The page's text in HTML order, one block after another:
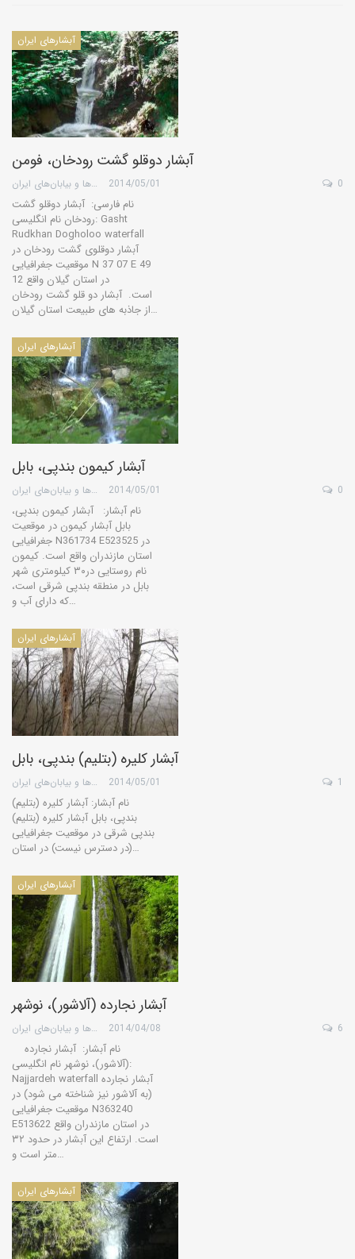
آبشارهای ایران
آبشار دوقلو گشت رودخان، فومن
گروه کویرها و بیابان‌های ایران 2014/05/01 0
نام فارسی: آبشار دوقلو گشت
رودخان نام انگلیسی: Gasht
Rudkhan Dogholoo waterfall
آبشار دوقلوی گشت رودخان در
موقعیت جغرافیایی N 37 07 E 49
12 در استان گیلان واقع
است. آبشار دو قلو گشت رودخان
از جاذبه های طبیعت استان گیلان…
آبشارهای ایران
آبشار کیمون بندپی، بابل
گروه کویرها و بیابان‌های ایران 2014/05/01 0
نام آبشار: آبشار کیمون بندپی،
بابل آبشار کیمون در موقعیت
جغرافیایی N361734 E523525 در
استان مازندران واقع است. کیمون
نام روستایی در۳۰ کیلومتری شهر
بابل در منطقه بندپی شرقی است،
که دارای آب و…
آبشارهای ایران
آبشار کلیره (بتلیم) بندپی، بابل
گروه کویرها و بیابان‌های ایران 2014/05/01 1
نام آبشار: آبشار کلیره (بتلیم)
بندپی، بابل آبشار کلیره (بتلیم)
بندپی شرقی در موقعیت جغرافیایی
(در دسترس نیست) در استان…
آبشارهای ایران
آبشار نجارده (آلاشور)، نوشهر
گروه کویرها و بیابان‌های ایران 2014/04/08 6
(آلاشور)، نوشهر نام انگلیسی:
Najjardeh waterfall آبشار نجارده
(به آلاشور نیز شناخته می شود) در
موقعیت جغرافیایی N363240
E513622 در استان مازندران واقع
است. ارتفاع این آبشار در حدود ۳۲
متر است و…
آبشارهای ایران